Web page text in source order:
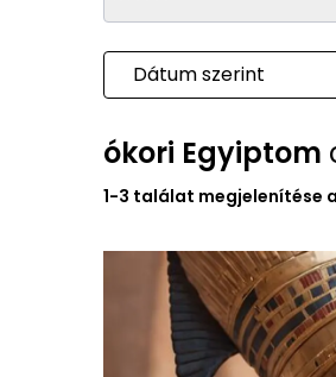
Dátum szerint
ókori Egyiptom
1-3 találat megjelenítése